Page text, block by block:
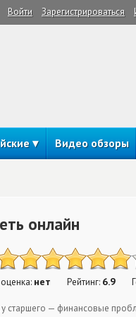
Войти Зарегистрироваться
Видео обзоры
онлайн
нет Рейтинг: 6.9
старшего — финансовые